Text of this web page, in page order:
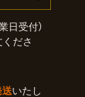
日受付）
ださ
送いたし